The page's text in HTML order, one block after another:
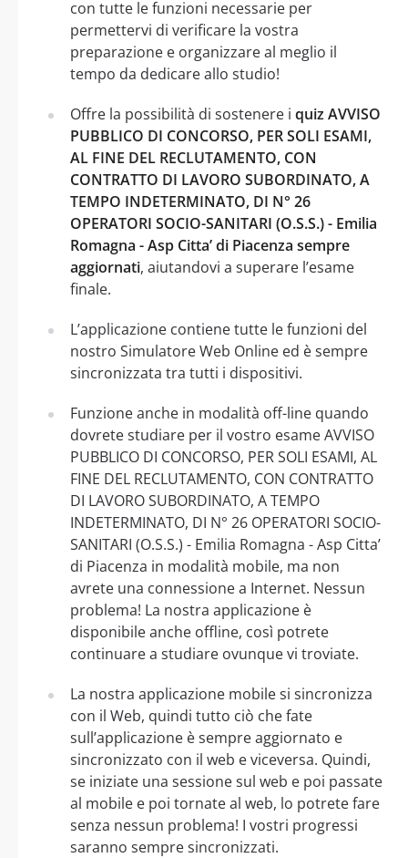
con tutte le funzioni necessarie per
permettervi di verificare la vostra
preparazione e organizzare al meglio il
tempo da dedicare allo studio!
Offre la possibilità di sostenere i quiz AVVISO
PUBBLICO DI CONCORSO, PER SOLI ESAMI,
AL FINE DEL RECLUTAMENTO, CON
CONTRATTO DI LAVORO SUBORDINATO, A
TEMPO INDETERMINATO, DI N° 26
OPERATORI SOCIO-SANITARI (O.S.S.) - Emilia
Romagna - Asp Citta’ di Piacenza sempre
aggiornati, aiutandovi a superare l’esame
finale.
L’applicazione contiene tutte le funzioni del
nostro Simulatore Web Online ed è sempre
sincronizzata tra tutti i dispositivi.
Funzione anche in modalità off-line quando
dovrete studiare per il vostro esame AVVISO
PUBBLICO DI CONCORSO, PER SOLI ESAMI, AL
FINE DEL RECLUTAMENTO, CON CONTRATTO
DI LAVORO SUBORDINATO, A TEMPO
INDETERMINATO, DI N° 26 OPERATORI SOCIO-
SANITARI (O.S.S.) - Emilia Romagna - Asp Citta’
di Piacenza in modalità mobile, ma non
avrete una connessione a Internet. Nessun
problema! La nostra applicazione è
disponibile anche offline, così potrete
continuare a studiare ovunque vi troviate.
La nostra applicazione mobile si sincronizza
con il Web, quindi tutto ciò che fate
sull’applicazione è sempre aggiornato e
sincronizzato con il web e viceversa. Quindi,
se iniziate una sessione sul web e poi passate
al mobile e poi tornate al web, lo potrete fare
senza nessun problema! I vostri progressi
saranno sempre sincronizzati.